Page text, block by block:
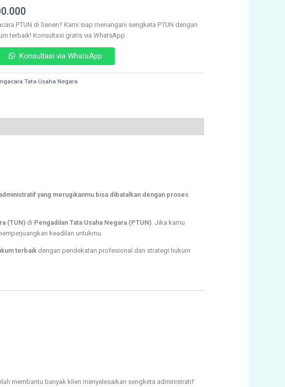
PTUN di Senen? Kami siap menangani sengketa PTUN dengan
terbaik! Konsultasi gratis via WhatsApp
Konsultasi via WhatsApp
Tata Usaha Negara
yang merugikanmu bisa dibatalkan dengan proses
(TUN)di Pengadilan Tata Usaha Negara (PTUN). Jika kamu
keadilan untukmu.
terbaikdengan pendekatan profesional dan strategi hukum
membantu banyak klien menyelesaikan sengketa administratif